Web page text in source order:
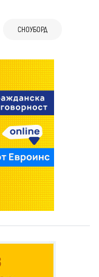
СНОУБОРД